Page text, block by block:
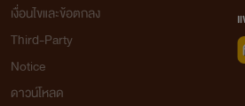
เงื่อนไขและข้อตกลง
Third-Party
Notice
ดาวน์โหลด